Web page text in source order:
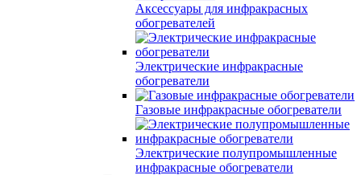
Аксессуары для инфракрасных
обогревателей
Электрические инфракрасные
обогреватели
Газовые инфракрасные обогреватели
Электрические полупромышленные
инфракрасные обогреватели